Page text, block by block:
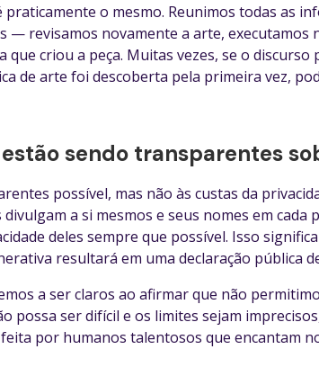
praticamente o mesmo. Reunimos todas as
— revisamos novamente a arte, executamos
criou a peça. Muitas vezes, se o
de arte foi descoberta pela primeira vez,
sendo transparentes
possível, mas não às custas da
a si mesmos e seus nomes em cada
deles sempre que possível. Isso
resultará em uma declaração pública
a ser claros ao afirmar que não
possa ser difícil e os limites sejam
por humanos talentosos que encantam